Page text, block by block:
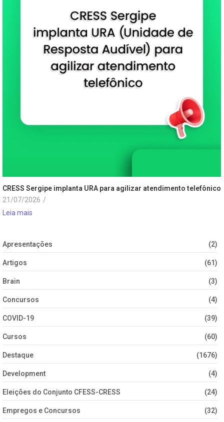
CRESS Sergipe implanta URA para agilizar atendimento telefônico
21/07/2026 /
Leia mais
Apresentações (2)
Artigos (61)
Brain (3)
Concursos (4)
COVID-19 (39)
Cursos (60)
Destaque (1676)
Development (4)
Eleições do Conjunto CFESS-CRESS (24)
Empregos e Concursos (32)